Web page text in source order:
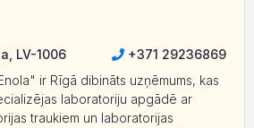
LV-1006
+371 29236869
ir Rīgā dibināts uzņēmums, kas
laboratoriju apgādē ar
traukiem un laboratorijas